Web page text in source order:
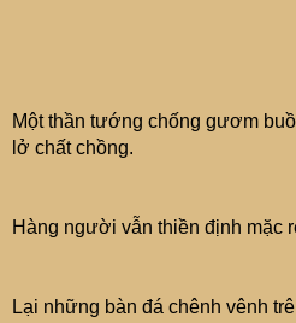
Một thần tướng chống gươm
lở chất chồng.
Hàng người vẫn thiền định mặc
Lại những bàn đá chênh vênh